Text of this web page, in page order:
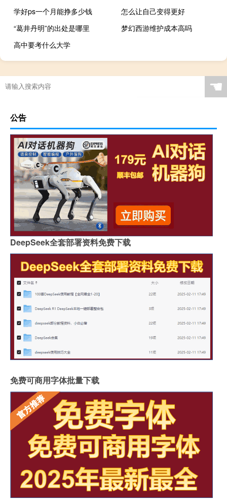
学好ps一个月能挣多少钱
怎么让自己变得更好
“葛井丹明”的出处是哪里
梦幻西游维护成本高吗
高中要考什么大学
☚
公告
DeepSeek全套部署资料免费下载
免费可商用字体批量下载